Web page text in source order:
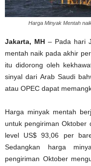
Harga Minyak Mentah
Jakarta, MH – Pada hari
mentah naik pada akhir
itu didorong oleh
sinyal dari Arab Saudi
atau OPEC dapat
Harga minyak mentah
untuk pengiriman
level US$ 93,06 per
Sedangkan harga
pengiriman Oktober